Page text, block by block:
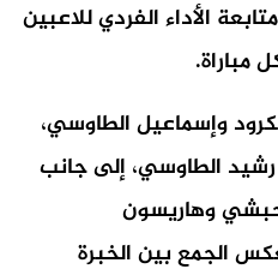
الأداء الفردي للاعبين
مباراة.
وإسماعيل الطاوسي،
رشيد الطاوسي، إلى جانب
وهاريسون
الجمع بين الخبرة